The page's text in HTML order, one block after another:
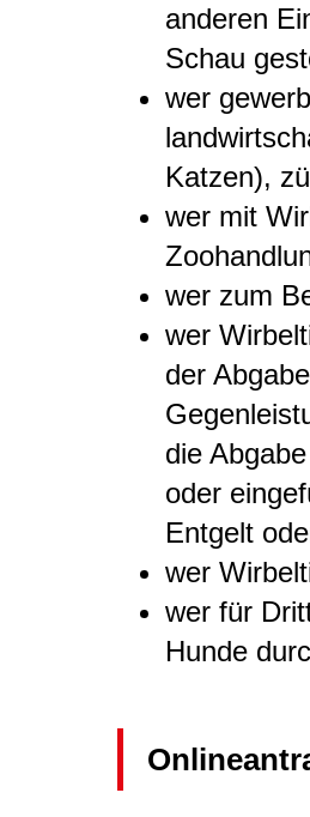
anderen
Schau
wer
Katzen),
wer mit
wer zum
wer
der
die
oder
Entgelt
wer
wer für
Hunde